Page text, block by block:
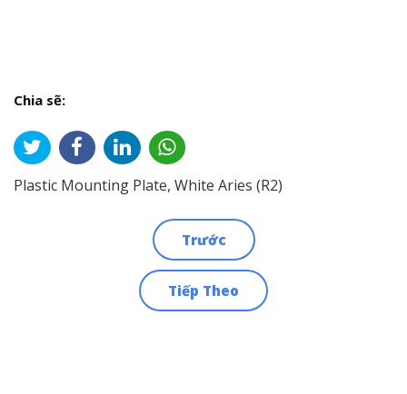
Chia sẽ:
Plastic Mounting Plate, White Aries (R2)
Trước
Tiếp Theo